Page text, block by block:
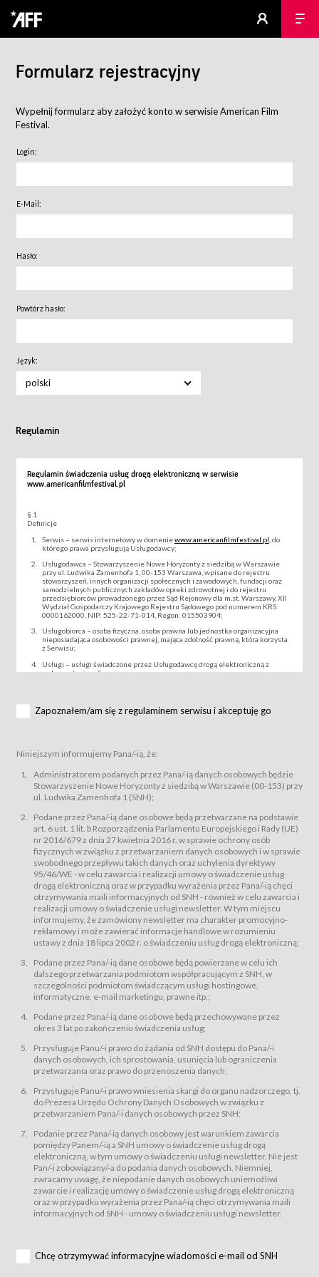
Formularz rejestracyjny
Wypełnij formularz aby założyć konto w serwisie American Film
Festival.
Login:
E-Mail:
Hasło:
Powtórz hasło:
Język:
polski
Regulamin
Regulamin świadczenia usług drogą elektroniczną w serwisie
www.americanfilmfestival.pl
§ 1
Definicje
Serwis – serwis internetowy w domeniewww.americanfilmfestival.pl , do
którego prawa przysługują Usługodawcy;
Usługodawca – Stowarzyszenie Nowe Horyzonty z siedzibą w Warszawie
przy ul. Ludwika Zamenhofa 1, 00-153 Warszawa, wpisane do rejestru
stowarzyszeń, innych organizacji społecznych i zawodowych, fundacji oraz
samodzielnych publicznych zakładów opieki zdrowotnej i do rejestru
przedsiębiorców prowadzonego przez Sąd Rejonowy dla m.st. Warszawy, XII
Wydział Gospodarczy Krajowego Rejestru Sądowego pod numerem KRS:
0000162000, NIP: 525-22-71-014, Regon: 015503904;
Usługobiorca – osoba fizyczna, osoba prawna lub jednostka organizacyjna
nieposiadająca osobowości prawnej, mająca zdolność prawną, która korzysta
z Serwisu;
Usługi – usługi świadczone przez Usługodawcę drogą elektroniczną z
wykorzystaniem Serwisu;
za pośrednictwem Serwisu;
podmiotom z branży mediów i filmowej (Akredytacje);
Bilety – wybrane dokumenty potwierdzające zawarcie umowy z
Usługodawcą i uprawniające do wzięcia udziału w Wydarzeniu,
przewidziane przez Usługodawcę dla danego Wydarzenia, tj. uprawniające
do uczestnictwa w wielu albo w pojedynczych seansach filmowych,
Sklep – sklep internetowy prowadzony przez Usługodawcę w Serwisie;
Regulamin – niniejszy regulamin.
§ 2
Postanowienia ogólne
Regulamin określa zasady:
świadczenia Usługobiorcom Usług przez Usługodawcę, z
zastrzeżeniem usług, o których mowa w ust. 2 pkt. 4 i 5 poniżej, których
zasady świadczenia precyzują odrębne regulaminy,
przetwarzania przez Usługodawcę danych osobowych Usługobiorców
będących osobami fizycznymi.
świadczy Usługi drogą elektroniczną w rozumieniu ustawy z dnia 18 lipca
2002 r. o świadczeniu usług drogą elektroniczną (Dz.U. z 2002 r., Nr 144, poz.
1204, z późń. zm.). Usługi świadczone są nieodpłatnie.
usługę przeglądania i odczytywania przez Usługobiorców materiałów
zamieszczanych w Serwisie,
usługę utrzymywania konta użytkownika w Serwisie,
usługę newsletter,
usługę zawierania na odległość umów nabycia Karnetów i Biletów,
usługę zawierania na odległość umów sprzedaży w Sklepie.
dnia 18 lipca 2002 r. o świadczeniu usług drogą elektroniczną (Dz.U. z 2002
r., Nr 144, poz. 1204, z późń. zm.). Usługi świadczone są nieodpłatnie.
Na zasadach określonych w Regulaminie dostęp do Serwisu jest otwarty dla
Usługobiorca przed rozpoczęciem korzystania z Serwisu jest zobowiązany
zapoznać się z Regulaminem. Założenie konta w Serwisie oraz zamówienie
usługi newsletter za pośrednictwem przeznaczonego do tego formularza
zamieszczonego na stronach Serwisu dostępnych dla wszystkich
Usługobiorców wymaga akceptacji postanowień Regulaminu.
Usługobiorca zobowiązany jest do przestrzegania postanowień Regulaminu
od chwili rozpoczęcia korzystania z Serwisu.
Regulamin jest udostępniony Usługobiorcom nieodpłatnie za
Warunki techniczne korzystania z Usług
Zapoznałem/am się z regulaminem serwisu i akceptuję go
Niniejszym informujemy Pana/-ią, że:
Administratorem podanych przez Pana/-ią danych osobowych będzie
Stowarzyszenie Nowe Horyzonty z siedzibą w Warszawie (00-153) przy
ul. Ludwika Zamenhofa 1 (SNH);
Podane przez Pana/-ią dane osobowe będą przetwarzane na podstawie
art. 6 ust. 1 lit. b Rozporządzenia Parlamentu Europejskiego i Rady (UE)
nr 2016/679 z dnia 27 kwietnia 2016 r. w sprawie ochrony osób
fizycznych w związku z przetwarzaniem danych osobowych i w sprawie
swobodnego przepływu takich danych oraz uchylenia dyrektywy
95/46/WE - w celu zawarcia i realizacji umowy o świadczenie usług
drogą elektroniczną oraz w przypadku wyrażenia przez Pana/-ią chęci
otrzymywania maili informacyjnych od SNH - również w celu zawarcia i
realizacji umowy o świadczenie usługi newsletter. W tym miejscu
informujemy, że zamówiony newsletter ma charakter promocyjno-
reklamowy i może zawierać informacje handlowe w rozumieniu
ustawy z dnia 18 lipca 2002 r. o świadczeniu usług drogą elektroniczną;
Podane przez Pana/-ią dane osobowe będą powierzane w celu ich
dalszego przetwarzania podmiotom współpracującym z SNH, w
szczególności podmiotom świadczącym usługi hostingowe,
informatyczne, e-mail marketingu, prawne itp.;
Podane przez Pana/-ią dane osobowe będą przechowywane przez
okres 3 lat po zakończeniu świadczenia usług;
Przysługuje Panu/-i prawo do żądania od SNH dostępu do Pana/-i
danych osobowych, ich sprostowania, usunięcia lub ograniczenia
przetwarzania oraz prawo do przenoszenia danych;
Przysługuje Panu/-i prawo wniesienia skargi do organu nadzorczego, tj.
do Prezesa Urzędu Ochrony Danych Osobowych w związku z
przetwarzaniem Pana/-i danych osobowych przez SNH;
Podanie przez Pana/-ią danych osobowy jest warunkiem zawarcia
pomiędzy Panem/-ią a SNH umowy o świadczenie usług drogą
elektroniczną, w tym umowy o świadczeniu usługi newsletter. Nie jest
Pan/-i zobowiązany/-a do podania danych osobowych. Niemniej,
zwracamy uwagę, że niepodanie danych osobowych uniemożliwi
zawarcie i realizację umowy o świadczenie usług drogą elektroniczną
oraz w przypadku wyrażenia przez Pana/-ią chęci otrzymywania maili
informacyjnych od SNH - umowy o świadczeniu usługi newsletter.
Chcę otrzymywać informacyjne wiadomości e-mail od SNH